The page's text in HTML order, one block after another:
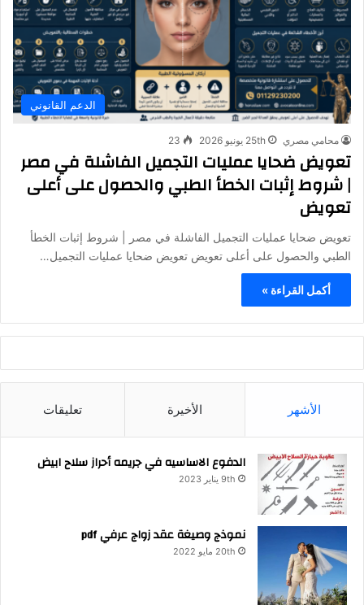
الدعم القانوني
محامي مصري 25th يونيو 2026 23
تعويض ضحايا عمليات التجميل الفاشلة في مصر
| شروط إثبات الخطأ الطبي والحصول على أعلى
تعويض
تعويض ضحايا عمليات التجميل الفاشلة في مصر | شروط إثبات الخطأ
الطبي والحصول على أعلى تعويض تعويض ضحايا عمليات التجميل…
أكمل القراءة »
الأشهر الأخيرة تعليقات
الدفوع الاساسيه في جريمه أحراز سلاح ابيض
9th يناير 2023
نموذج وصيغة عقد زواج عرفي pdf
20th مايو 2022